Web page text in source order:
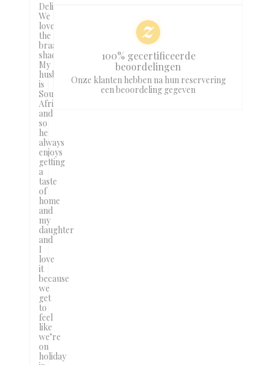
Delicious!
We
love
the
braai
shack!
My
husband
is
South
African
and
so
he
always
enjoys
getting
a
taste
of
home
and
my
daughter
and
I
love
it
because
we
get
to
feel
like
we’re
on
holiday
100% gecertificeerde
beoordelingen
Onze klanten hebben na hun reservering
een beoordeling gegeven